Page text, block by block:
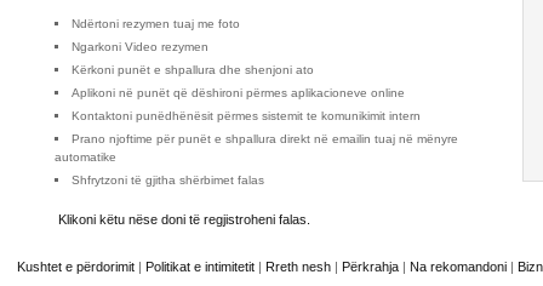
Ndërtoni rezymen tuaj me foto
Ngarkoni Video rezymen
Kërkoni punët e shpallura dhe shenjoni ato
Aplikoni në punët që dëshironi përmes aplikacioneve online
Kontaktoni punëdhënësit përmes sistemit te komunikimit intern
Prano njoftime për punët e shpallura direkt në emailin tuaj në mënyre
automatike
Shfrytzoni të gjitha shërbimet falas
Klikoni këtu nëse doni të regjistroheni falas.
Kushtet e përdorimit | Politikat e intimitetit | Rreth nesh | Përkrahja | Na rekomandoni |